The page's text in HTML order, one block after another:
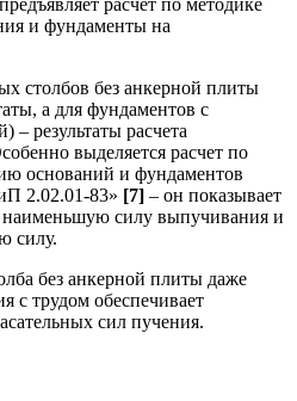
и фундаменты на
столбов без анкерной плиты
а для фундаментов с
результаты расчета
выделяется расчет по
оснований и фундаментов
2.02.01-83» [7] – он показывает
силу выпучивания и
силу.
без анкерной плиты даже
с трудом обеспечивает
сил пучения.